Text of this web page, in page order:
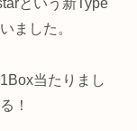
という新Type
ました。
当たりまし
！